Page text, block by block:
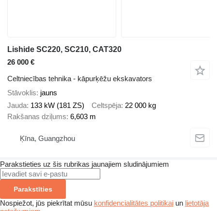
Lishide SC220, SC210, CAT320
26 000 €
Celtniecības tehnika - kāpurķēžu ekskavators
Stāvoklis jauns
Jauda 133 kW (181 ZS) Celtspēja 22 000 kg
Rakšanas dziļums 6,603 m
Ķīna, Guangzhou
Parakstieties uz šis rubrikas jaunajiem sludinājumiem
Parakstīties
Nospiežot, jūs piekrītat mūsu konfidencialitātes politikai un lietotāja